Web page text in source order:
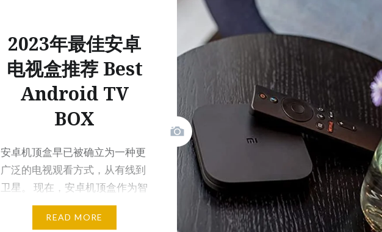
2023年最佳安卓
电视盒推荐 Best
Android TV
BOX
安卓机顶盒早已被确立为一种更
广泛的电视观看方式，从有线到
卫星。 现在，安卓机顶盒作为智
能设备处于电视流媒体的前…
READ MORE